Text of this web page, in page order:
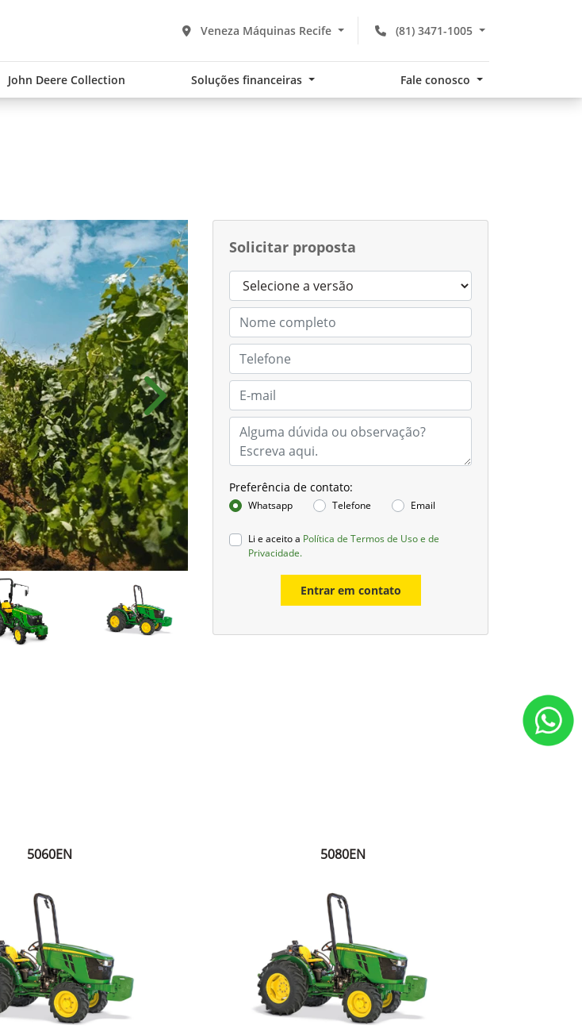
(81) 3471-1005
Veneza Máquinas Recife
John Deere Collection Soluções financeiras Fale conosco
Solicitar proposta
Preferência de contato:
Whatsapp Telefone Email
Li e aceito a Política de Termos de Uso e de
Privacidade.
Entrar em contato
Próximo
5060EN 5080EN